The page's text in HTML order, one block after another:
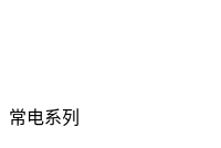
常电系列